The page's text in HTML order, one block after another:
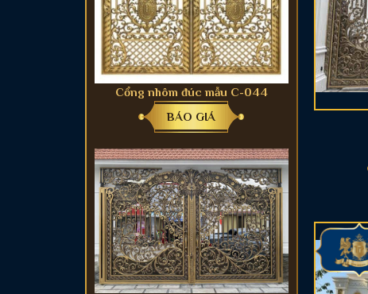
Cổng nhôm đúc mẫu C-044
BÁO GIÁ